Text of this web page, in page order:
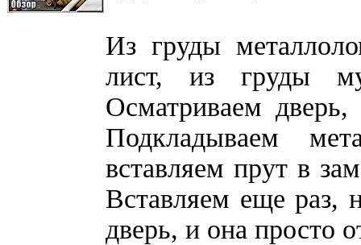
Из груды
лист, из груды
Осматриваем
Подкладываем
вставляем прут в
Вставляем еще раз,
дверь, и она просто